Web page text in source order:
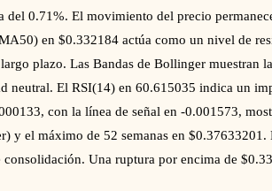
0.71%. El movimiento del precio
en $0.332184 actúa como un nivel de
plazo. Las Bandas de Bollinger
El RSI(14) en 60.615035 indica un
con la línea de señal en -0.001573,
y el máximo de 52 semanas en
Una ruptura por encima de